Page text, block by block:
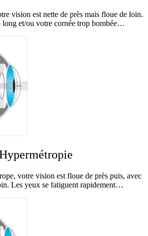
vision est nette de près mais floue de loin.
et/ou votre cornée trop bombée…
votre vision est floue de près puis, avec
Les yeux se fatiguent rapidement…